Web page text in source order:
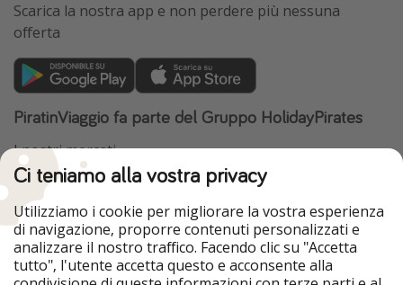
Scarica la nostra app e non perdere più nessuna
offerta
PiratinViaggio fa parte del Gruppo HolidayPirates
I nostri mercati
HolidayPirates
VakantiePiraten
WakacyjniPiraci
Ferienpiraten
Urlaubspiraten
Urlaubspiraten
ViajerosPiratas
TravelPirates
Ci teniamo alla vostra privacy
Utilizziamo i cookie per migliorare la vostra esperienza
di navigazione, proporre contenuti personalizzati e
analizzare il nostro traffico. Facendo clic su "Accetta
tutto", l'utente accetta questo e acconsente alla